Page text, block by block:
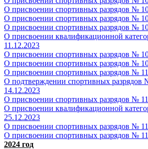
О присвоении спортивных разрядов №
О присвоении спортивных разрядов №
О присвоении спортивных разрядов №
О присвоении квалификационной
11.12.2023
О присвоении спортивных разрядов №
О присвоении спортивных разрядов №
О присвоении спортивных разрядов №
О подтверждении спортивных разрядов
14.12.2023
О присвоении спортивных разрядов №
О присвоении квалификационной
25.12.2023
О присвоении спортивных разрядов №
О присвоении спортивных разрядов №
2024 год